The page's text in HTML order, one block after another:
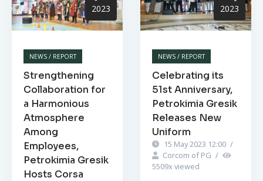
2023
NEWS / REPORT
Strengthening
Collaboration for
a Harmonious
Atmosphere
Among
Employees,
Petrokimia Gresik
Hosts Corsa
2023
NEWS / REPORT
Celebrating its
51st Anniversary,
Petrokimia Gresik
Releases New
Uniform
15 May 2023 12:00 /
Corcom of PG /
5509x viewed